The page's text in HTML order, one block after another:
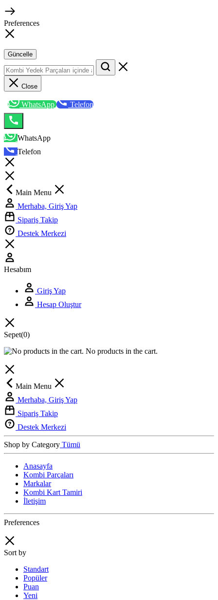
Preferences
Güncelle
Close
WhatsApp Telefon
WhatsApp
Telefon
Main Menu
Merhaba, Giriş Yap
Sipariş Takip
Destek Merkezi
Hesabım
Giriş Yap
Hesap Oluştur
Sepet(0)
No products in the cart.
Main Menu
Merhaba, Giriş Yap
Sipariş Takip
Destek Merkezi
Shop by Category Tümü
Anasayfa
Kombi Parçaları
Markalar
Kombi Kart Tamiri
İletişim
Preferences
Sort by
Standart
Popüler
Puan
Yeni